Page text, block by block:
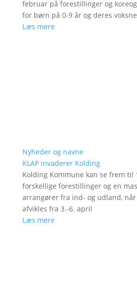
februar på forestillinger og
for børn på 0-9 år og deres voksne
Læs mere
Nyheder og navne
KLAP invaderer Kolding
Kolding Kommune kan se frem til
forskellige forestillinger og en
arrangører fra ind- og udland, når
afvikles fra 3.-6. april
Læs mere